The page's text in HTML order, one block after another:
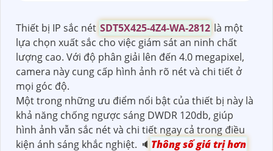
Thiết bị IP sắc nét SDT5X425-4Z4-WA-2812 là một
lựa chọn xuất sắc cho việc giám sát an ninh chất
lượng cao. Với độ phân giải lên đến 4.0 megapixel,
camera này cung cấp hình ảnh rõ nét và chi tiết ở
mọi góc độ.
Một trong những ưu điểm nổi bật của thiết bị này là
khả năng chống ngược sáng DWDR 120db, giúp
hình ảnh vẫn sắc nét và chi tiết ngay cả trong điều
kiện ánh sáng khắc nghiệt. 🔈 Thông số giá trị hơn